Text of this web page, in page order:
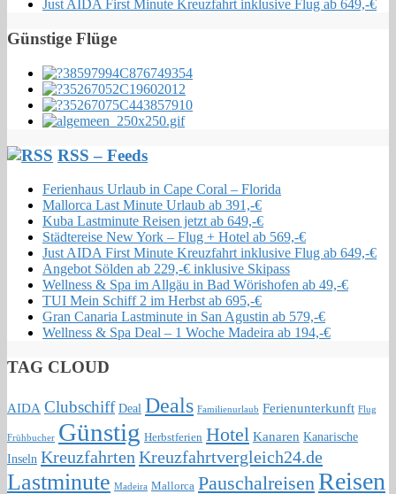
Just AIDA First Minute Kreuzfahrt inklusive Flug ab 649,-€
Günstige Flüge
RSS – Feeds
Ferienhaus Urlaub in Cape Coral – Florida
Mallorca Last Minute Urlaub ab 391,-€
Kuba Lastminute Reisen jetzt ab 649,-€
Städtereise New York – Flug + Hotel ab 569,-€
Just AIDA First Minute Kreuzfahrt inklusive Flug ab 649,-€
Angebot Sölden ab 229,-€ inklusive Skipass
Wellness & Spa im Allgäu in Bad Wörishofen ab 49,-€
TUI Mein Schiff 2 im Herbst ab 695,-€
Gran Canaria Lastminute in San Agustin ab 579,-€
Wellness & Spa Deal – 1 Woche Madeira ab 194,-€
TAG CLOUD
AIDA Clubschiff Deal Deals Familienurlaub Ferienunterkunft Flug
Frühbucher Günstig Herbstferien Hotel Kanaren Kanarische
Inseln Kreuzfahrten Kreuzfahrtvergleich24.de
Lastminute Madeira Mallorca Pauschalreisen Reisen